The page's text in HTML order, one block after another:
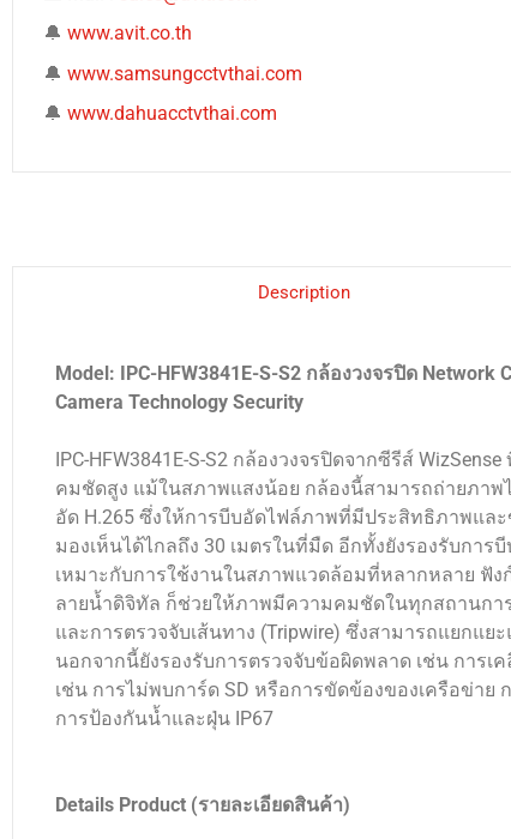
🔔 www.avit.co.th
🔔 www.samsungcctvthai.com
🔔 www.dahuacctvthai.com
Description
Model: IPC-HFW3841E-S-S2 กล้องวงจรปิด Network
Camera Technology Security
IPC-HFW3841E-S-S2 กล้องวงจรปิดจากซีรีส์
คมชัดสูง แม้ในสภาพแสงน้อย กล้องนี้สามารถถ่ายภาพ
อัด H.265 ซึ่งให้การบีบอัดไฟล์ภาพที่มีประสิทธิภาพแล
มองเห็นได้ไกลถึง 30 เมตรในที่มืด อีกทั้งยังรองรับการบี
เหมาะกับการใช้งานในสภาพแวดล้อมที่หลากหลาย ฟังก์
ลายน้ำดิจิทัล ก็ช่วยให้ภาพมีความคมชัดในทุกสถานกา
และการตรวจจับเส้นทาง (Tripwire) ซึ่งสามารถแยกแ
นอกจากนี้ยังรองรับการตรวจจับข้อผิดพลาด เช่น การเ
เช่น การไม่พบการ์ด SD หรือการขัดข้องของเครือข่าย
การป้องกันน้ำและฝุ่น IP67
Details Product (รายละเอียดสินค้า)